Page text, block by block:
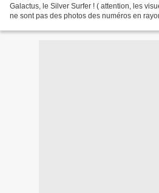
Galactus, le Silver Surfer ! ( attention, les
ne sont pas des photos des numéros en